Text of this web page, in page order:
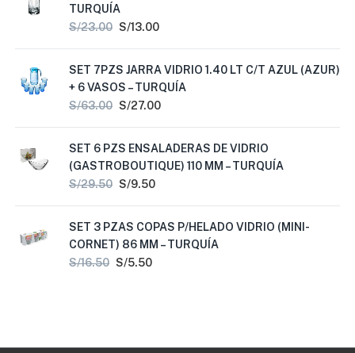
TURQUÍA
S/23.00 S/13.00
SET 7PZS JARRA VIDRIO 1.40 LT C/T AZUL (AZUR)
+ 6 VASOS – TURQUÍA
S/63.00 S/27.00
SET 6 PZS ENSALADERAS DE VIDRIO
(GASTROBOUTIQUE) 110 MM – TURQUÍA
S/29.50 S/9.50
SET 3 PZAS COPAS P/HELADO VIDRIO (MINI-
CORNET) 86 MM – TURQUÍA
S/16.50 S/5.50